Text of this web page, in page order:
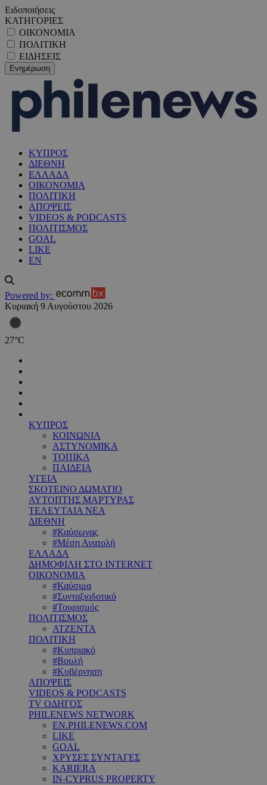
Ειδοποιήσεις
ΚΑΤΗΓΟΡΙΕΣ
ΟΙΚΟΝΟΜΙΑ
ΠΟΛΙΤΙΚΗ
ΕΙΔΗΣΕΙΣ
ΚΥΠΡΟΣ
ΔΙΕΘΝΗ
ΕΛΛΑΔΑ
ΟΙΚΟΝΟΜΙΑ
ΠΟΛΙΤΙΚΗ
ΑΠΟΨΕΙΣ
VIDEOS & PODCASTS
ΠΟΛΙΤΙΣΜΟΣ
GOAL
LIKE
EN
Powered by:
Κυριακή 9 Αυγούστου 2026
27°C
ΚΥΠΡΟΣ
ΚΟΙΝΩΝΙΑ
ΑΣΤΥΝΟΜΙΚΑ
ΤΟΠΙΚΑ
ΠΑΙΔΕΙΑ
ΥΓΕΙΑ
ΣΚΟΤΕΙΝΟ ΔΩΜΑΤΙΟ
ΑΥΤΟΠΤΗΣ ΜΑΡΤΥΡΑΣ
ΤΕΛΕΥΤΑΙΑ ΝΕΑ
ΔΙΕΘΝΗ
#Καύσωνας
#Μέση Ανατολή
ΕΛΛΑΔΑ
ΔΗΜΟΦΙΛΗ ΣΤΟ INTERNET
ΟΙΚΟΝΟΜΙΑ
#Καύσιμα
#Συνταξιοδοτικό
#Τουρισμός
ΠΟΛΙΤΙΣΜΟΣ
ΑΤΖΕΝΤΑ
ΠΟΛΙΤΙΚΗ
#Κυπριακό
#Βουλή
#Κυβέρνηση
ΑΠΟΨΕΙΣ
VIDEOS & PODCASTS
TV ΟΔΗΓΟΣ
PHILENEWS NETWORK
EN.PHILENEWS.COM
LIKE
GOAL
ΧΡΥΣΕΣ ΣΥΝΤΑΓΕΣ
KARIERA
IN-CYPRUS PROPERTY